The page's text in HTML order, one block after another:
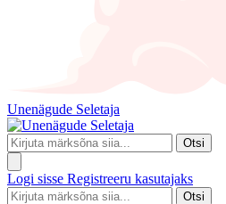
Unenägude Seletaja
Otsi
Logi sisse Registreeru kasutajaks
Otsi